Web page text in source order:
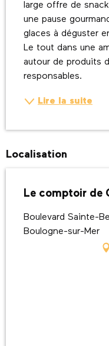
large offre de
une pause
glaces à déguster
Le tout dans une
autour de produits
responsables.
Lire la suite
Localisation
Le comptoir de
Boulevard Sainte-
Boulogne-sur-Mer